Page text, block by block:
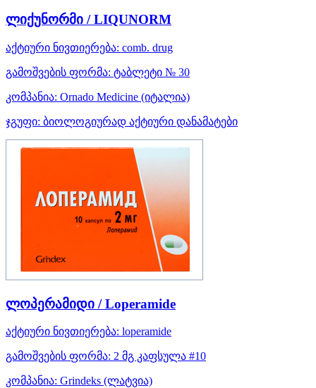
ლიქუნორმი / LIQUNORM
აქტიური ნივთიერება: comb. drug
გამოშვების ფორმა: ტაბლეტი № 30
კომპანია: Ornado Medicine (იტალია)
ჯგუფი: ბიოლოგიურად აქტიური დანამატები
ლოპერამიდი / Loperamide
აქტიური ნივთიერება: loperamide
გამოშვების ფორმა: 2 მგ კაფსულა #10
კომპანია: Grindeks (ლატვია)